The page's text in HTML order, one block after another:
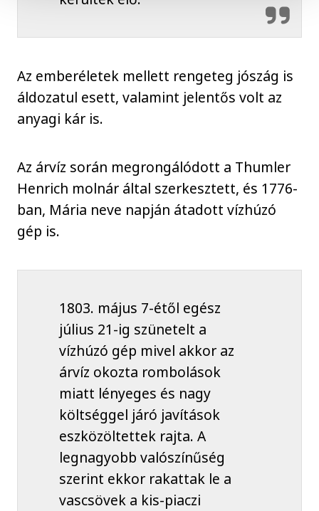
Az emberéletek mellett rengeteg jószág is
áldozatul esett, valamint jelentős volt az
anyagi kár is.
Az árvíz során megrongálódott a Thumler
Henrich molnár által szerkesztett, és 1776-
ban, Mária neve napján átadott vízhúzó
gép is.
1803. május 7-étől egész
július 21-ig szünetelt a
vízhúzó gép mivel akkor az
árvíz okozta rombolások
miatt lényeges és nagy
költséggel járó javítások
eszközöltettek rajta. A
legnagyobb valószínűség
szerint ekkor rakattak le a
vascsövek a kis-piaczi